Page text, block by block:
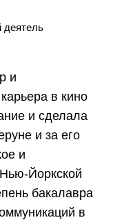
деятель
и
в кино
и сделала
и за его
и
Йоркской
бакалавра
в